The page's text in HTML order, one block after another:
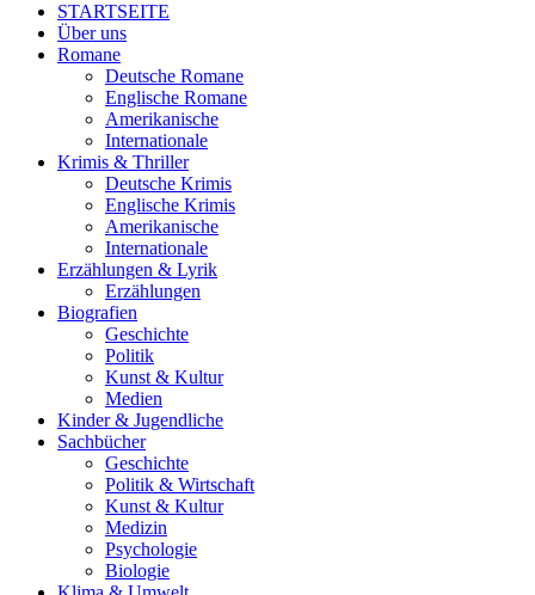
STARTSEITE
Über uns
Romane
Deutsche Romane
Englische Romane
Amerikanische
Internationale
Krimis & Thriller
Deutsche Krimis
Englische Krimis
Amerikanische
Internationale
Erzählungen & Lyrik
Erzählungen
Biografien
Geschichte
Politik
Kunst & Kultur
Medien
Kinder & Jugendliche
Sachbücher
Geschichte
Politik & Wirtschaft
Kunst & Kultur
Medizin
Psychologie
Biologie